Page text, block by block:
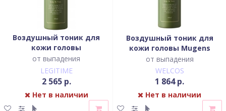
Воздушный тоник для
кожи головы
от выпадения
LEGITIME
2 565 р.
Нет в наличии
Воздушный тоник для
кожи головы Mugens
Legitime Scalp Air Tonic
от выпадения
WELCOS
1 864 р.
Нет в наличии